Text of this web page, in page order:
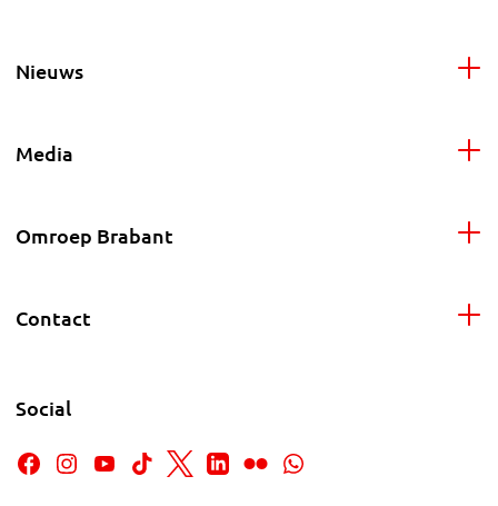
Nieuws
Media
Omroep Brabant
Contact
Social